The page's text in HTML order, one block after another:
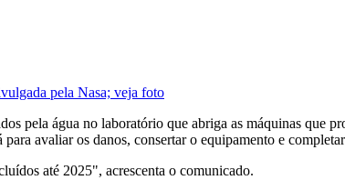
pela Nasa; veja foto
​​pela água no laboratório que abriga as máquinas
avaliar os danos, consertar o equipamento e
até 2025", acrescenta o comunicado.